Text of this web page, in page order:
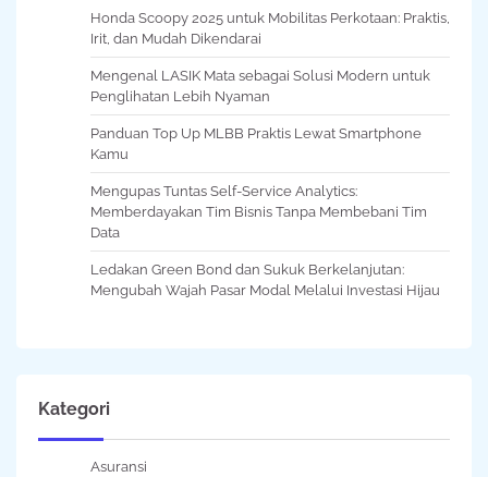
Honda Scoopy 2025 untuk Mobilitas Perkotaan: Praktis,
Irit, dan Mudah Dikendarai
Mengenal LASIK Mata sebagai Solusi Modern untuk
Penglihatan Lebih Nyaman
Panduan Top Up MLBB Praktis Lewat Smartphone
Kamu
Mengupas Tuntas Self-Service Analytics:
Memberdayakan Tim Bisnis Tanpa Membebani Tim
Data
Ledakan Green Bond dan Sukuk Berkelanjutan:
Mengubah Wajah Pasar Modal Melalui Investasi Hijau
Kategori
Asuransi